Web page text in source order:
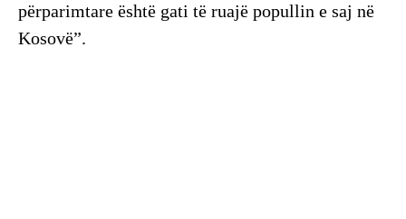
përparimtare është gati të ruajë popullin e saj në
Kosovë”.